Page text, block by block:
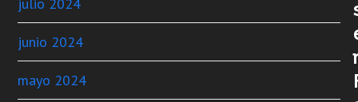
junio 2024
mayo 2024